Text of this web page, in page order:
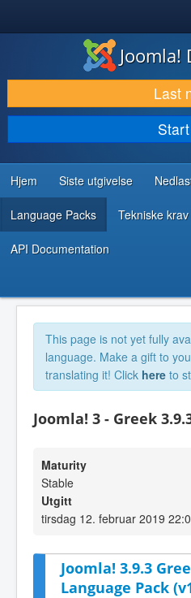
LAST NED & UTVID
OPPDAG & LÆR
SAMFUNN & BRUKERSTØTTE
UTVIKLINGSRESSURSER
Joomla!
Last
Start
Hjem Siste utgivelse
Language Packs Tekniske krav
API Documentation
This page is not yet fully
language. Make a gift to
translating it! Click here to
Joomla! 3 - Greek
Maturity
Stable
Utgitt
tirsdag 12. februar 2019
Joomla! 3.9.3
Language Pack